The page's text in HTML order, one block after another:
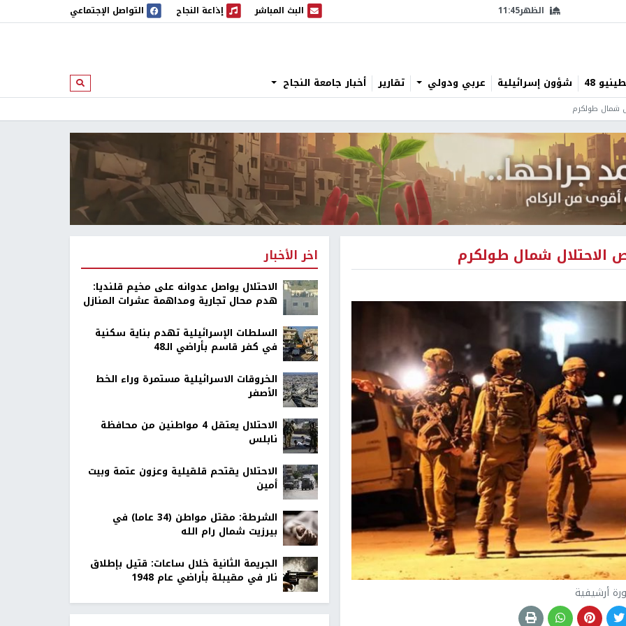
الظهر11:45 البث المباشر
البث المباشر إذاعة النجاح
إذاعة النجاح التواصل الإجتماعي
48 شؤون إسرائيلية عربي ودولي تقارير أخبار جامعة النجاح ابحث
شمال طولكرم
الاحتلال شمال طولكرم
أرشيفية
اخر الأخبار
الاحتلال يواصل عدوانه على مخيم قلنديا:
هدم محال تجارية ومداهمة عشرات المنازل
السلطات الإسرائيلية تهدم بناية سكنية
في كفر قاسم بأراضي الـ48
الخروقات الاسرائيلية مستمرة وراء الخط
الأصفر
الاحتلال يعتقل 4 مواطنين من محافظة
نابلس
الاحتلال يقتحم قلقيلية وعزون عتمة وبيت
أمين
الشرطة: مقتل مواطن (34 عاما) في
بيرزيت شمال رام الله
الجريمة الثانية خلال ساعات: قتيل بإطلاق
نار في مقيبلة بأراضي عام 1948